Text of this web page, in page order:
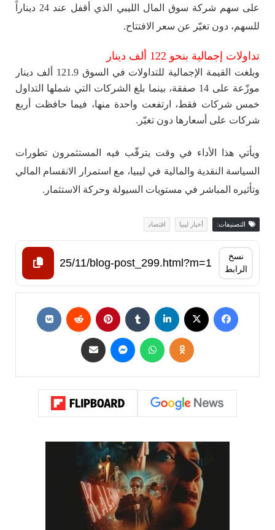
على سهم شركة سوق المال الليبي الذي أقفل عند 24 ديناراً
للسهم، دون تغيّر عن سعر الافتتاح.
تداولات إجمالية بنحو 122 ألف دينار
وبلغت القيمة الإجمالية للتداولات في السوق 121.9 ألف دينار
موزّعة على 14 صفقة، بينما بلغ الشركات التي شملها التداول
خمس شركات فقط، ارتفعت واحدة منها، فيما حافظت أربع
شركات على أسعارها دون تغيّر.
ويأتي هذا الأداء في وقت يترقّب فيه المستثمرون تطورات
السياسة النقدية والمالية في ليبيا، مع استمرار الانقسام المالي
وتأثيره المباشر في مستويات السيولة وحركة الاستثمار.
التصنيفات: أخبار ليبيا اقتصاد
نسخ
الرابط